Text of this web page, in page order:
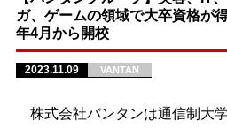
ガ、ゲームの領域で大卒資格が
年4月から開校
2023.11.09 VANTAN
株式会社バンタンは通信制大